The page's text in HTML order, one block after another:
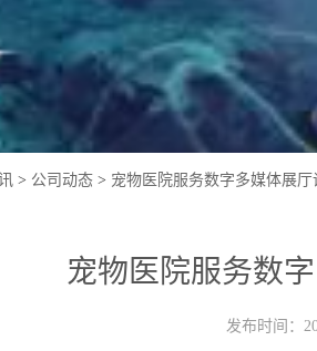
> 公司动态 > 宠物医院服务数字多媒体展厅
宠物医院服务数
发布时间：